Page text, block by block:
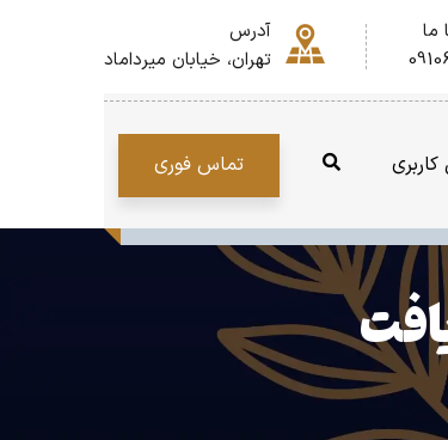
ما
آدرس
تهران، خیابان میرداماد
کاربری تماس فوری